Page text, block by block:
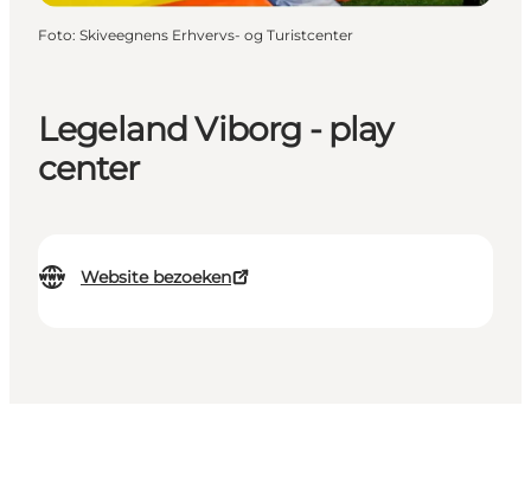
Legeland Viborg - play
center
Website bezoeken
Foto: Skiveegnens Erhvervs- og Turistcenter